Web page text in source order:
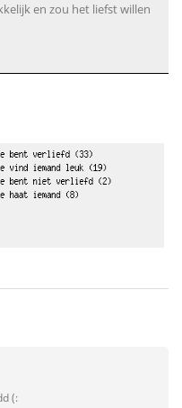
en zou het liefst willen
(: